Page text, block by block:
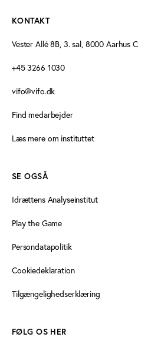
KONTAKT
Vester Allé 8B, 3. sal, 8000 Aarhus C
+45 3266 1030
vifo@vifo.dk
Find medarbejder
Læs mere om instituttet
SE OGSÅ
Idrættens Analyseinstitut
Play the Game
Persondatapolitik
Cookiedeklaration
Tilgængelighedserklæring
FØLG OS HER